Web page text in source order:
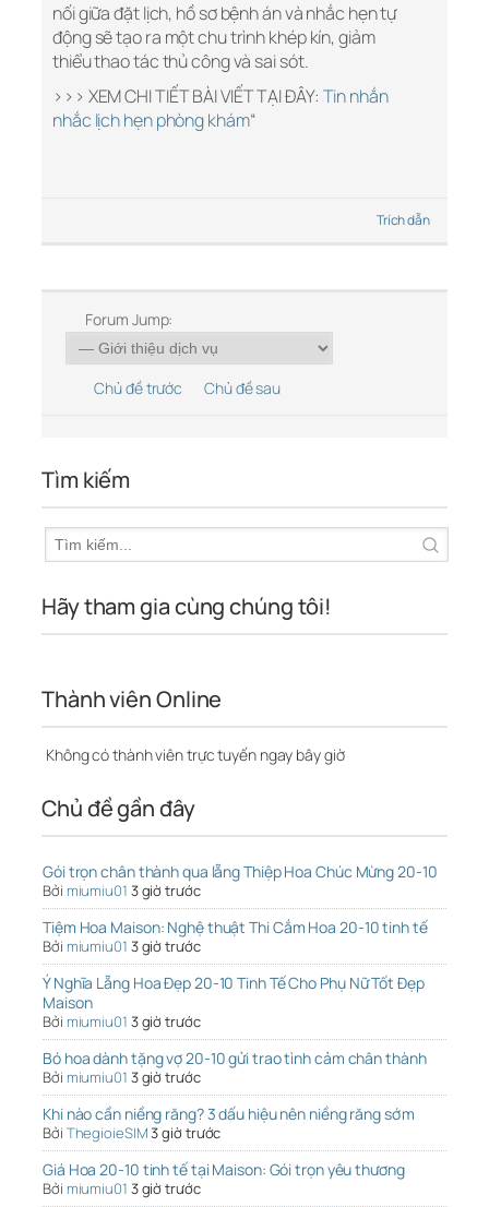
nối giữa đặt lịch, hồ sơ bệnh án và nhắc hẹn tự
động sẽ tạo ra một chu trình khép kín, giảm
thiểu thao tác thủ công và sai sót.
>>> XEM CHI TIẾT BÀI VIẾT TẠI ĐÂY: Tin nhắn
nhắc lịch hẹn phòng khám“
Trích dẫn
Forum Jump:
Chủ đề trước Chủ đề sau
Tìm kiếm
Hãy tham gia cùng chúng tôi!
Thành viên Online
Không có thành viên trực tuyến ngay bây giờ
Chủ đề gần đây
Gói trọn chân thành qua lẵng Thiệp Hoa Chúc Mừng 20-10
Bởi miumiu01 3 giờ trước
Tiệm Hoa Maison: Nghệ thuật Thi Cắm Hoa 20-10 tinh tế
Bởi miumiu01 3 giờ trước
Ý Nghĩa Lẵng Hoa Đẹp 20-10 Tinh Tế Cho Phụ Nữ Tốt Đẹp
Maison
Bởi miumiu01 3 giờ trước
Bó hoa dành tặng vợ 20-10 gửi trao tình cảm chân thành
Bởi miumiu01 3 giờ trước
Khi nào cần niềng răng? 3 dấu hiệu nên niềng răng sớm
Bởi ThegioieSIM3 giờ trước
Giá Hoa 20-10 tinh tế tại Maison: Gói trọn yêu thương
Bởi miumiu01 3 giờ trước